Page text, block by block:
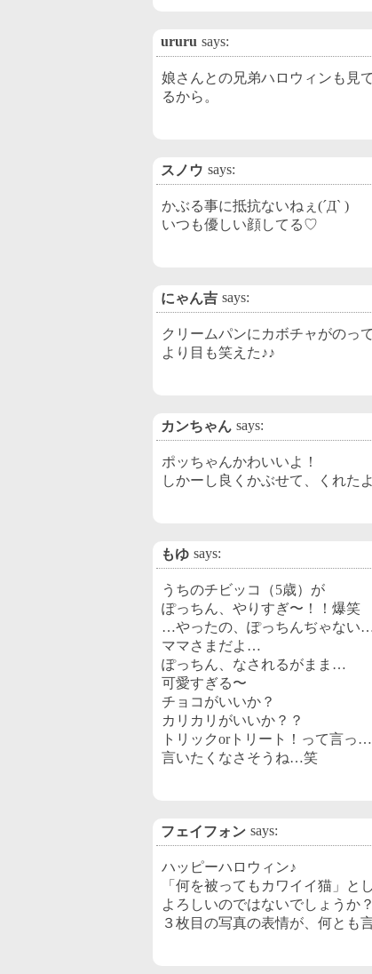
ururu says:
娘さんとの兄弟ハロウィンも
るから。
スノウ says:
かぶる事に抵抗ないねぇ(´Д` )
いつも優しい顔してる♡
にゃん吉 says:
クリームパンにカボチャがのっ
より目も笑えた♪♪
カンちゃん says:
ポッちゃんかわいいよ！
しかーし良くかぶせて、くれた
もゆ says:
うちのチビッコ（5歳）が
ぽっちん、やりすぎ〜！！爆笑
…やったの、ぽっちんぢゃない
ママさまだよ…
ぽっちん、なされるがまま…
可愛すぎる〜
チョコがいいか？
カリカリがいいか？？
トリックorトリート！って言っ…
言いたくなさそうね…笑
フェイフォン says:
ハッピーハロウィン♪
「何を被ってもカワイイ猫」と
よろしいのではないでしょうか？
３枚目の写真の表情が、何とも